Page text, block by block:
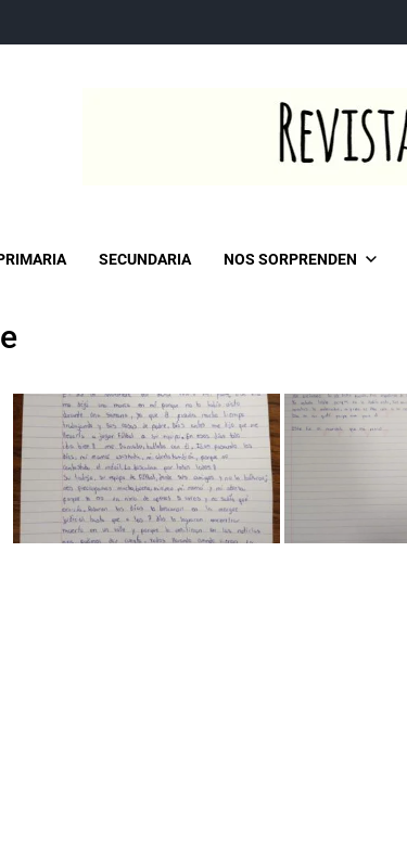
SECUNDARIA NOS SORPRENDEN